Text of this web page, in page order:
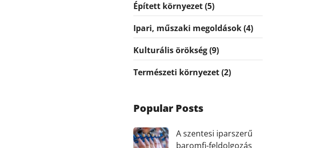
Épített környezet(5)
Ipari, műszaki megoldások(4)
Kulturális örökség(9)
Természeti környezet(2)
Popular Posts
A szentesi iparszerű
baromfi-feldolgozás